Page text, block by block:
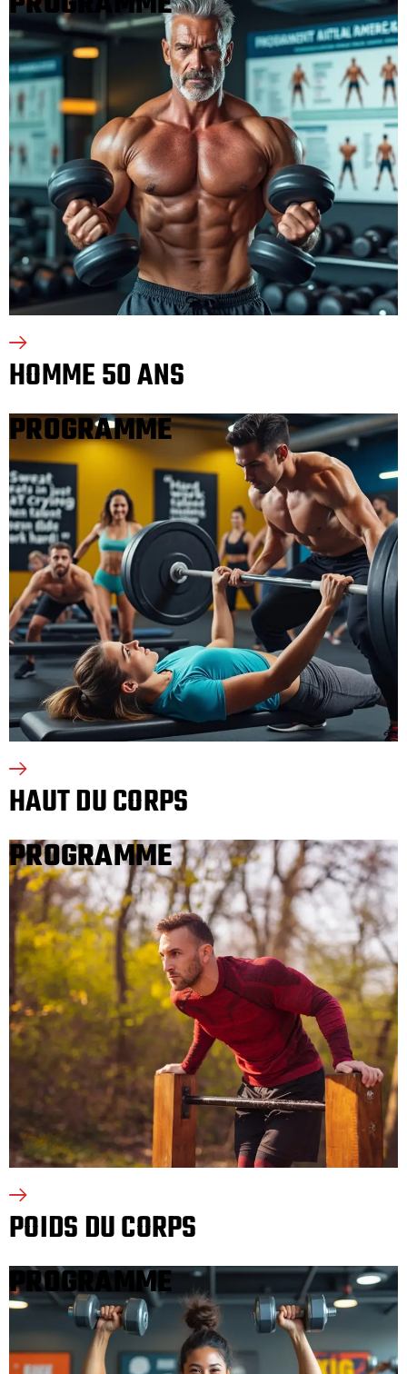
HOMME 50 ANS
PROGRAMME
HAUT DU CORPS
PROGRAMME
POIDS DU CORPS
PROGRAMME